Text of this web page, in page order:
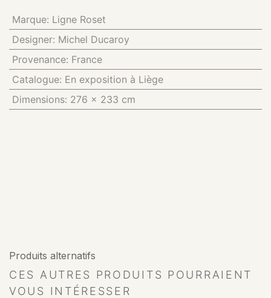
Marque: Ligne Roset
Designer: Michel Ducaroy
Provenance: France
Catalogue: En exposition à Liège
Dimensions: 276 x 233 cm
Produits alternatifs
CES AUTRES PRODUITS POURRAIENT
VOUS INTÉRESSER